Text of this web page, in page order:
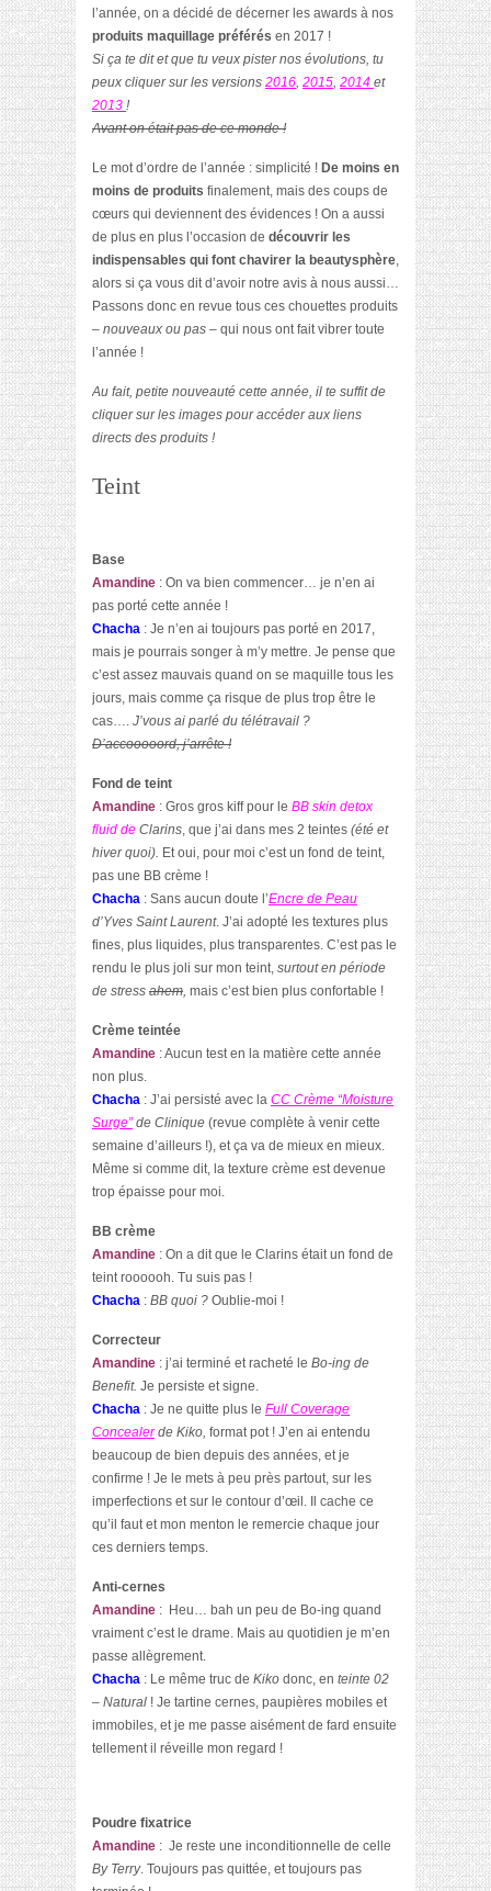
l’année, on a décidé de décerner les awards à nos
produits maquillage préférés en 2017 !
Si ça te dit et que tu veux pister nos évolutions, tu
peux cliquer sur les versions 2016, 2015, 2014 et
2013 !
Avant on était pas de ce monde !
Le mot d’ordre de l’année : simplicité ! De moins en
moins de produits finalement, mais des coups de
cœurs qui deviennent des évidences ! On a aussi
de plus en plus l’occasion de découvrir les
indispensables qui font chavirer la beautysphère,
alors si ça vous dit d’avoir notre avis à nous aussi…
Passons donc en revue tous ces chouettes produits
– nouveaux ou pas – qui nous ont fait vibrer toute
l’année !
Au fait, petite nouveauté cette année, il te suffit de
cliquer sur les images pour accéder aux liens
directs des produits !
Teint
Base
Amandine : On va bien commencer… je n’en ai
pas porté cette année !
Chacha : Je n’en ai toujours pas porté en 2017,
mais je pourrais songer à m’y mettre. Je pense que
c’est assez mauvais quand on se maquille tous les
jours, mais comme ça risque de plus trop être le
cas…. J’vous ai parlé du télétravail ?
D’accooooord, j’arrête !
Fond de teint
Amandine : Gros gros kiff pour le BB skin detox
fluid de Clarins, que j’ai dans mes 2 teintes (été et
hiver quoi). Et oui, pour moi c’est un fond de teint,
pas une BB crème !
Chacha : Sans aucun doute l’Encre de Peau
d’Yves Saint Laurent. J’ai adopté les textures plus
fines, plus liquides, plus transparentes. C’est pas le
rendu le plus joli sur mon teint, surtout en période
de stress ahem, mais c’est bien plus confortable !
Crème teintée
Amandine : Aucun test en la matière cette année
non plus.
Chacha : J’ai persisté avec la CC Crème “Moisture
Surge”de Clinique (revue complète à venir cette
semaine d’ailleurs !), et ça va de mieux en mieux.
Même si comme dit, la texture crème est devenue
trop épaisse pour moi.
BB crème
Amandine : On a dit que le Clarins était un fond de
teint roooooh. Tu suis pas !
Chacha : BB quoi ? Oublie-moi !
Correcteur
Amandine : j’ai terminé et racheté le Bo-ing de
Benefit. Je persiste et signe.
Chacha : Je ne quitte plus le Full Coverage
Concealerde Kiko, format pot ! J’en ai entendu
beaucoup de bien depuis des années, et je
confirme ! Je le mets à peu près partout, sur les
imperfections et sur le contour d’œil. Il cache ce
qu’il faut et mon menton le remercie chaque jour
ces derniers temps.
Anti-cernes
Amandine : Heu… bah un peu de Bo-ing quand
vraiment c’est le drame. Mais au quotidien je m’en
passe allègrement.
Chacha : Le même truc de Kiko donc, en teinte 02
– Natural ! Je tartine cernes, paupières mobiles et
immobiles, et je me passe aisément de fard ensuite
tellement il réveille mon regard !
Poudre fixatrice
Amandine : Je reste une inconditionnelle de celle
By Terry. Toujours pas quittée, et toujours pas